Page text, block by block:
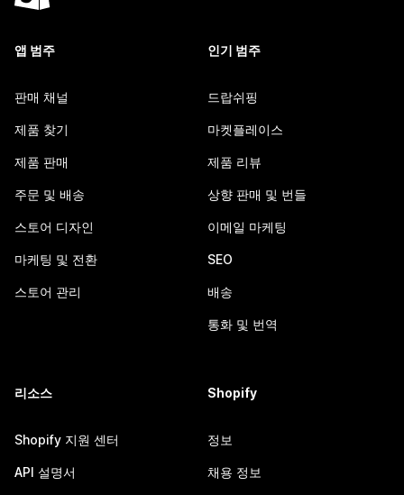
앱 범주
판매 채널
제품 찾기
제품 판매
주문 및 배송
스토어 디자인
마케팅 및 전환
스토어 관리
인기 범주
드랍쉬핑
마켓플레이스
제품 리뷰
상향 판매 및 번들
이메일 마케팅
SEO
배송
통화 및 번역
리소스
Shopify 지원 센터
API 설명서
Shopify
정보
채용 정보